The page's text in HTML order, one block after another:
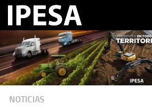
Saltar al contenido
NOTICIAS